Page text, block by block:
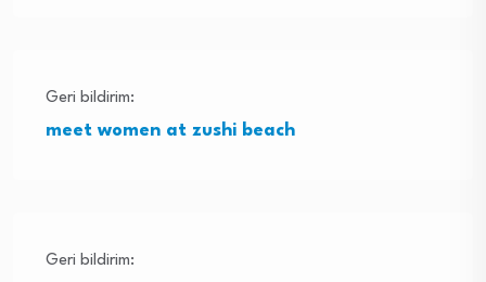
Geri bildirim:
meet women at zushi beach
Geri bildirim: